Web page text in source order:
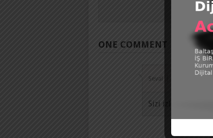
ONE COMMENT
Seval 9 Ağustos 2018
Sizi izliyoruz.